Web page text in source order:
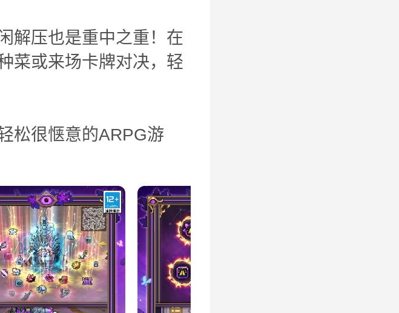
解压也是重中之重！在
菜或来场卡牌对决，轻
松很惬意的ARPG游